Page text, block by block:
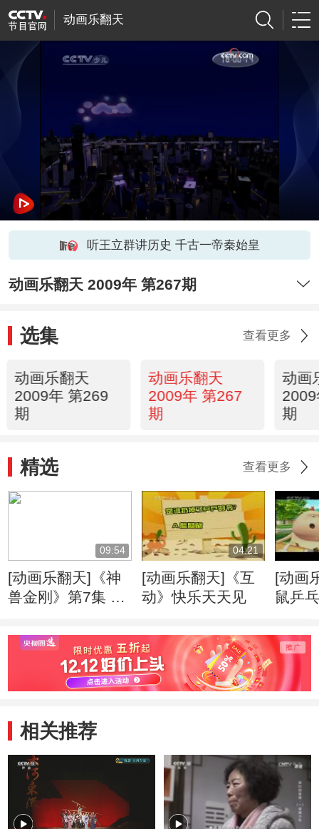
动画乐翻天
听王立群讲历史 千古一帝秦始皇
动画乐翻天 2009年 第267期
选集 查看更多
动画乐翻天
2009年 第269
期
动画乐翻天
2009年 第267
期
动画
期
精选 查看更多
09:54
[动画乐翻天]《神
兽金刚》第7集 地
04:21
[动画乐翻天]《互
动》快乐天天见
[动画
鼠乒
弥彰
相关推荐